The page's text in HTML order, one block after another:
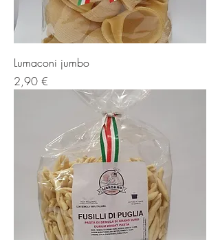
Lumaconi jumbo
Prezzo
2,90 €